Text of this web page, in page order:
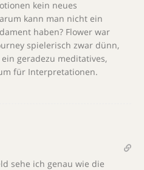
kein neues
kann man nicht ein
haben? Flower war
spielerisch zwar dünn,
geradezu meditatives,
für Interpretationen.
sehe ich genau wie die